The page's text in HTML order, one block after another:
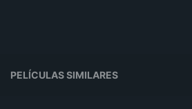
PELÍCULAS SIMILARES